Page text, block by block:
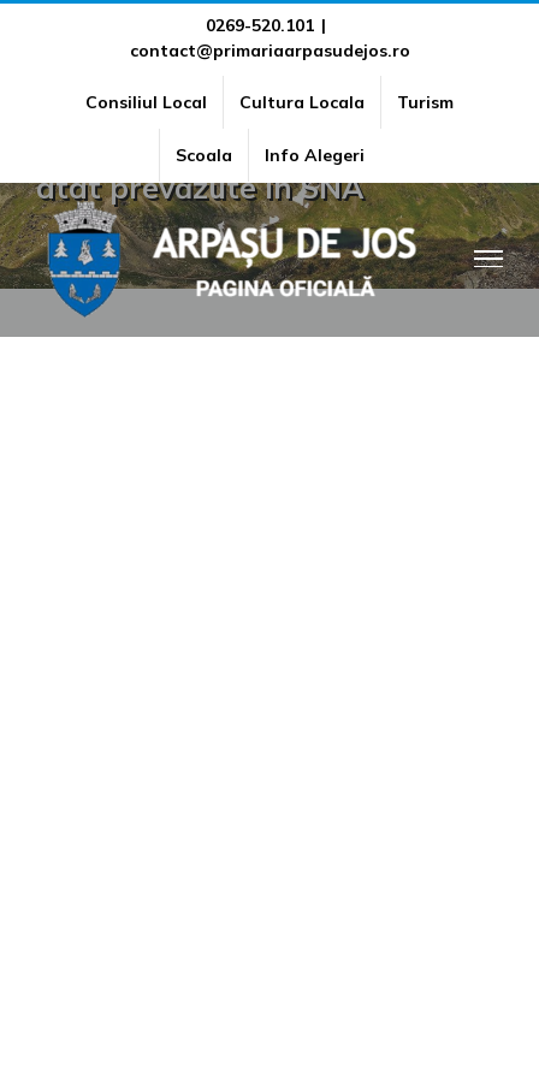
0269-520.101 |
contact@primariaarpasudejos.ro
Consiliul Local Cultura Locala Turism
Scoala Info Alegeri
Un raport narativ referitor la
stadiul implementării măsurilor
atât prevăzute în SNA